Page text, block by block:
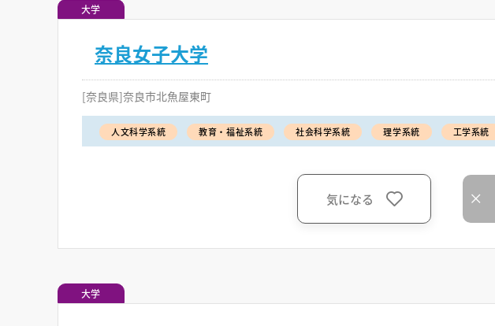
大学
奈良女子大学
[奈良県]奈良市北魚屋東町
人文科学系統 教育・福祉系統 社会科学系統 理学系統 工学系統
気になる
大学